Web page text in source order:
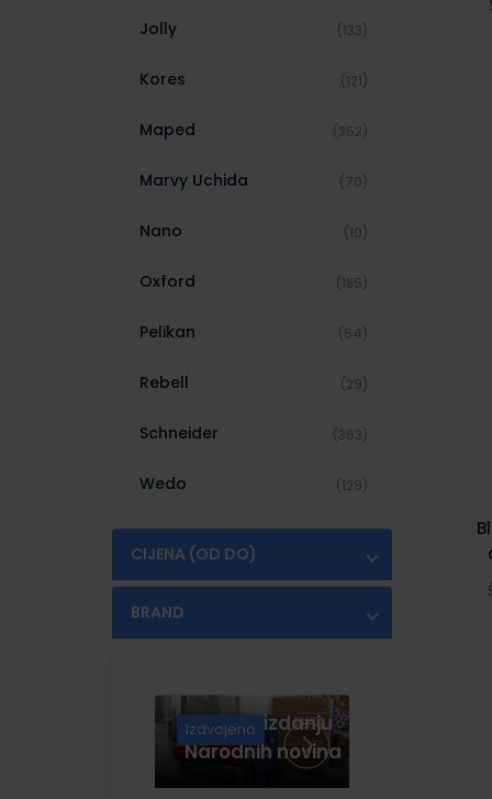
Jolly (133)
Kores (121)
Maped (352)
Marvy Uchida (70)
Nano (10)
Oxford (185)
Pelikan (54)
Rebell (29)
Schneider (363)
Wedo (129)
CIJENA (OD DO)
BRAND
Knjige u izdanju
Narodnih novina
Izdvojeno